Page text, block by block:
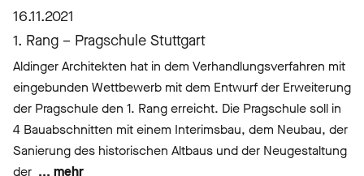
16.11.2021
1. Rang – Pragschule Stuttgart
Aldinger Architekten hat in dem Verhandlungsverfahren mit
eingebunden Wettbewerb mit dem Entwurf der Erweiterung
der Pragschule den 1. Rang erreicht. Die Pragschule soll in
4 Bauabschnitten mit einem Interimsbau, dem Neubau, der
Sanierung des historischen Altbaus und der Neugestaltung
der ... mehr